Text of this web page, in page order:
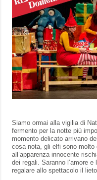
Siamo ormai alla vigilia di
fermento per la notte più
momento delicato arrivano
cosa nota, gli elfi sono
all’apparenza innocente
dei regali. Saranno l’amore
regalare allo spettacolo il